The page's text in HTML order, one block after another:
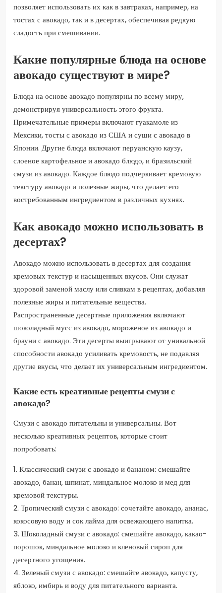
позволяет использовать их как в завтраках, например, на
тостах с авокадо, так и в десертах, обеспечивая редкую
сладость при смешивании.
Какие популярные блюда на основе
авокадо существуют в мире?
Блюда на основе авокадо популярны по всему миру,
демонстрируя универсальность этого фрукта.
Примечательные примеры включают гуакамоле из
Мексики, тосты с авокадо из США и суши с авокадо в
Японии. Другие блюда включают перуанскую каузу,
слоеное картофельное и авокадо блюдо, и бразильский
смузи из авокадо. Каждое блюдо подчеркивает кремовую
текстуру авокадо и полезные жиры, что делает его
востребованным ингредиентом в различных кухнях.
Как авокадо можно использовать в
десертах?
Авокадо можно использовать в десертах для создания
кремовых текстур и насыщенных вкусов. Они служат
здоровой заменой маслу или сливкам в рецептах, добавляя
полезные жиры и питательные вещества.
Распространенные десертные приложения включают
шоколадный мусс из авокадо, мороженое из авокадо и
брауни с авокадо. Эти десерты выигрывают от уникальной
способности авокадо усиливать кремовость, не подавляя
другие вкусы, что делает их универсальным ингредиентом.
Какие есть креативные рецепты смузи с
авокадо?
Смузи с авокадо питательны и универсальны. Вот
несколько креативных рецептов, которые стоит
попробовать:
1. Классический смузи с авокадо и бананом: смешайте
авокадо, банан, шпинат, миндальное молоко и мед для
кремовой текстуры.
2. Тропический смузи с авокадо: сочетайте авокадо, ананас,
кокосовую воду и сок лайма для освежающего напитка.
3. Шоколадный смузи с авокадо: смешайте авокадо, какао-
порошок, миндальное молоко и кленовый сироп для
десертного угощения.
4. Зеленый смузи с авокадо: смешайте авокадо, капусту,
яблоко, имбирь и воду для питательного варианта.